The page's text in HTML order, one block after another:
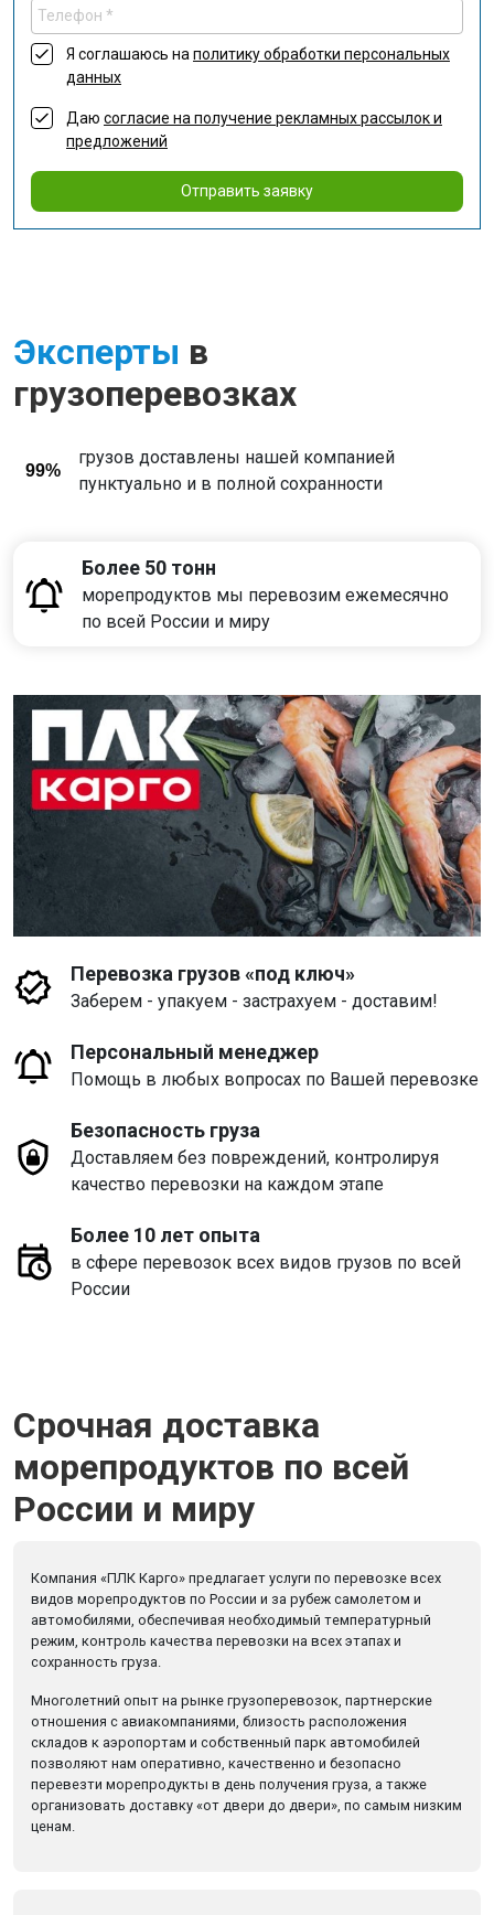
Я соглашаюсь наполитику обработки персональных
данных
Даю согласие на получение рекламных рассылок и
предложений
Отправить заявку
Эксперты в
грузоперевозках
99%
грузов доставлены нашей компанией
пунктуально и в полной сохранности
Более 50 тонн
морепродуктов мы перевозим ежемесячно
по всей России и миру
Перевозка грузов «под ключ»
Заберем - упакуем - застрахуем - доставим!
Персональный менеджер
Помощь в любых вопросах по Вашей перевозке
Безопасность груза
Доставляем без повреждений, контролируя
качество перевозки на каждом этапе
Более 10 лет опыта
в сфере перевозок всех видов грузов по всей
России
Срочная доставка
морепродуктов по всей
России и миру
Компания «ПЛК Карго» предлагает услуги по перевозке всех
видов морепродуктов по России и за рубеж самолетом и
автомобилями, обеспечивая необходимый температурный
режим, контроль качества перевозки на всех этапах и
сохранность груза.
Многолетний опыт на рынке грузоперевозок, партнерские
отношения с авиакомпаниями, близость расположения
складов к аэропортам и собственный парк автомобилей
позволяют нам оперативно, качественно и безопасно
перевезти морепродукты в день получения груза, а также
организовать доставку «от двери до двери», по самым низким
ценам.